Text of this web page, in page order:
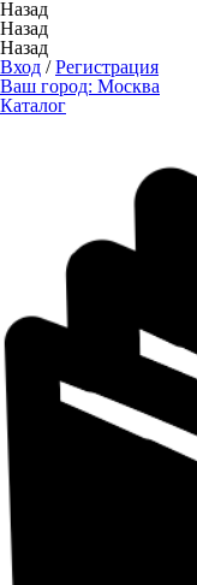
Назад
Назад
Назад
Вход /Регистрация
Ваш город: Москва
Каталог